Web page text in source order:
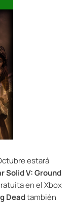
estará
Solid V: Ground
en el Xbox
Deadtambién